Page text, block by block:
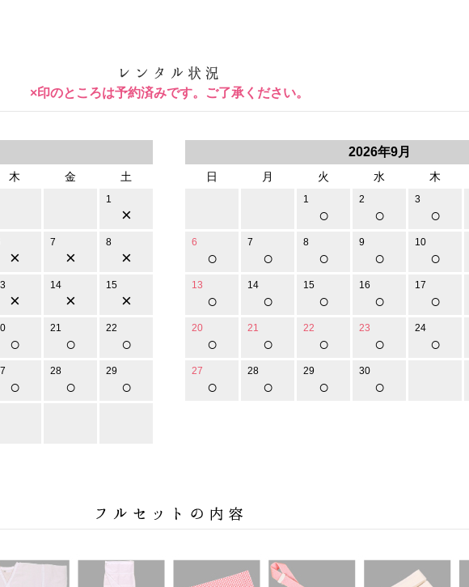
×印のところは予約済みです。ご了承ください。
木 金 土
1
×
×
7
×
8
×
×
14
×
15
×
○
21
○
22
○
○
28
○
29
○
2026年9月
日 月 火 水 木
1
○
2
○
3
○
6
○
7
○
8
○
9
○
10
○
13
○
14
○
15
○
16
○
17
○
20
○
21
○
22
○
23
○
24
○
27
○
28
○
29
○
30
○